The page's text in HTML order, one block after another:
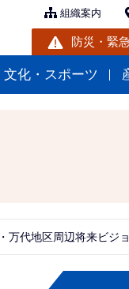
組織案内
防災・緊
文化・スポーツ
万代地区周辺将来ビジ